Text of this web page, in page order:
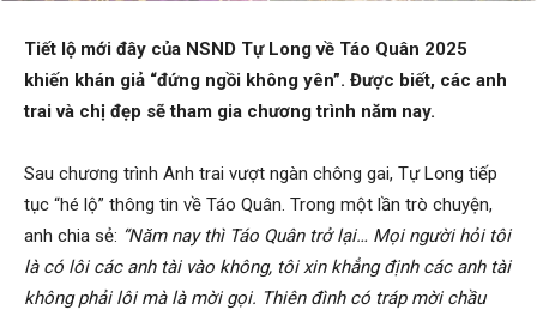
Tiết lộ mới đây của NSND Tự Long về Táo Quân 2025
khiến khán giả “đứng ngồi không yên”. Được biết, các anh
trai và chị đẹp sẽ tham gia chương trình năm nay.
Sau chương trình Anh trai vượt ngàn chông gai, Tự Long tiếp
tục “hé lộ” thông tin về Táo Quân. Trong một lần trò chuyện,
anh chia sẻ: “Năm nay thì Táo Quân trở lại… Mọi người hỏi tôi
là có lôi các anh tài vào không, tôi xin khẳng định các anh tài
không phải lôi mà là mời gọi. Thiên đình có tráp mời chầu